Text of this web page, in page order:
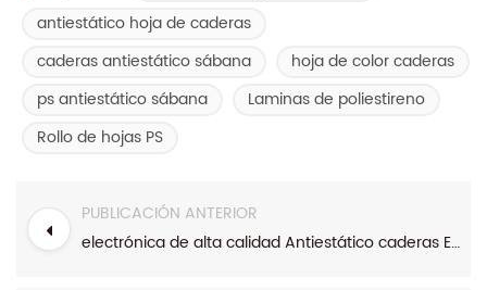
antiestático hoja de caderas
caderas antiestático sábana
hoja de color caderas
ps antiestático sábana
Laminas de poliestireno
Rollo de hojas PS
PUBLICACIÓN ANTERIOR
electrónica de alta calidad Antiestático caderas ESD hoja de poliestireno